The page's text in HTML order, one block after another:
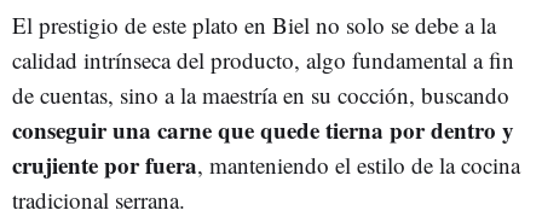
El prestigio de este plato en Biel no solo se debe a la
calidad intrínseca del producto, algo fundamental a fin
de cuentas, sino a la maestría en su cocción, buscando
conseguir una carne que quede tierna por dentro y
crujiente por fuera, manteniendo el estilo de la cocina
tradicional serrana.